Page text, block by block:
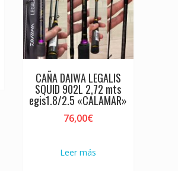
CAÑA DAIWA LEGALIS
SQUID 902L 2,72 mts
egis1.8/2.5 «CALAMAR»
76,00€
Leer más